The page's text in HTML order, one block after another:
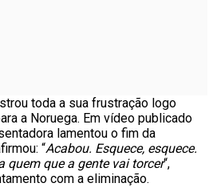
toda a sua frustração logo
a Noruega. Em vídeo publicado
lamentou o fim da
“Acabou. Esquece, esquece.
quem que a gente vai torcer“,
com a eliminação.